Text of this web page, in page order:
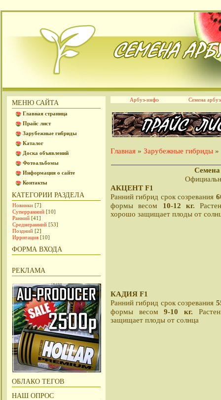
МЕНЮ САЙТА
Главная страница
Прайс лист
Зарубежные гибриды
Каталог
Доска объявлений
Фотоальбомы
Информация о сайте
Контакты
КАТЕГОРИИ РАЗДЕЛА
Новинки [7]
Суперранний [10]
Ранний [41]
Среднеранний [53]
Поздний [2]
Ирригация [10]
ФОРМА ВХОДА
РЕКЛАМА
ОБЛАКО ТЕГОВ
НАШ ОПРОС
Арбуз-инфо Семена
Главная » Зарубежные гибриды »
АКЦЕНТ F1
Ранний гибрид срок созревания
формы весом 10-12 кг.
хорошо защищает плоды от
КАДИЯ F1
Ранний гибрид срок созревания
формы весом9-10 кг.
защищает плоды от солнца